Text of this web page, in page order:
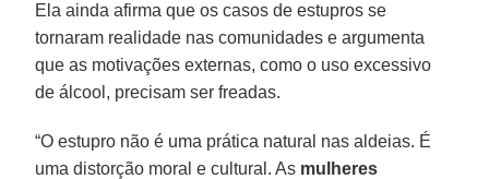
Ela ainda afirma que os casos de estupros se
tornaram realidade nas comunidades e argumenta
que as motivações externas, como o uso excessivo
de álcool, precisam ser freadas.
“O estupro não é uma prática natural nas aldeias. É
uma distorção moral e cultural. As mulheres